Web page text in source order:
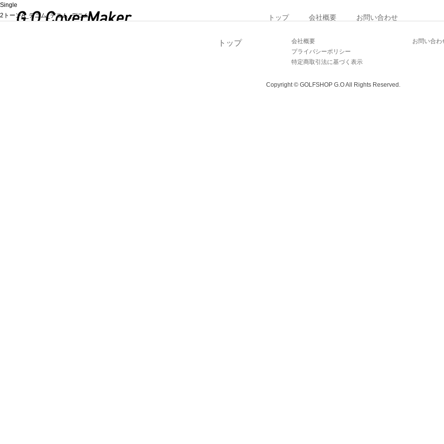
トップ 会社概要 お問い合わせ
Single
2トーンA_デニム_デニム_デニム
トップ
会社概要
プライバシーポリシー
特定商取引法に基づく表示
お問い合わ
Copyright © GOLFSHOP G.O All Rights Reserved.